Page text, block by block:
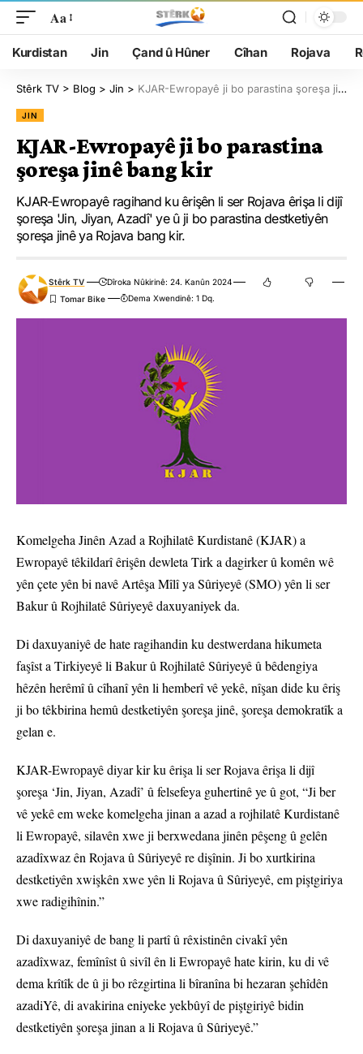
Aa
Kurdistan Jin Çand û Hûner Cîhan Rojava
Stêrk TV > Blog > Jin > KJAR-Ewropayê ji bo parastina şoreşa jinê bang kir
JIN
KJAR-Ewropayê ji bo parastina
şoreşa jinê bang kir
KJAR-Ewropayê ragihand ku êrişên li ser Rojava êrişa li dijî
şoreşa 'Jin, Jiyan, Azadî' ye û ji bo parastina destketiyên
şoreşa jinê ya Rojava bang kir.
Stêrk TV
Dîroka Nûkirinê: 24. Kanûn 2024
Dema Xwendinê: 1 Dq.
Komelgeha Jinên Azad a Rojhilatê Kurdistanê (KJAR) a
Ewropayê têkildarî êrişên dewleta Tirk a dagirker û komên wê
yên çete yên bi navê Artêşa Mîlî ya Sûriyeyê (SMO) yên li ser
Bakur û Rojhilatê Sûriyeyê daxuyaniyek da.
Di daxuyaniyê de hate ragihandin ku destwerdana hikumeta
faşîst a Tirkiyeyê li Bakur û Rojhilatê Sûriyeyê û bêdengiya
hêzên herêmî û cîhanî yên li hemberî vê yekê, nîşan dide ku êriş
ji bo têkbirina hemû destketiyên şoreşa jinê, şoreşa demokratîk a
gelan e.
KJAR-Ewropayê diyar kir ku êrişa li ser Rojava êrişa li dijî
şoreşa ‘Jin, Jiyan, Azadî’ û felsefeya guhertinê ye û got, “Ji ber
vê yekê em weke komelgeha jinan a azad a rojhilatê Kurdistanê
li Ewropayê, silavên xwe ji berxwedana jinên pêşeng û gelên
azadîxwaz ên Rojava û Sûriyeyê re dişînin. Ji bo xurtkirina
destketiyên xwişkên xwe yên li Rojava û Sûriyeyê, em piştgiriya
xwe radigihînin.”
Di daxuyaniyê de bang li partî û rêxistinên civakî yên
azadîxwaz, femînîst û sivîl ên li Ewropayê hate kirin, ku di vê
dema krîtîk de û ji bo rêzgirtina li bîranîna bi hezaran şehîdên
azadiYê, di avakirina eniyeke yekbûyî de piştgiriyê bidin
destketiyên şoreşa jinan a li Rojava û Sûriyeyê.”